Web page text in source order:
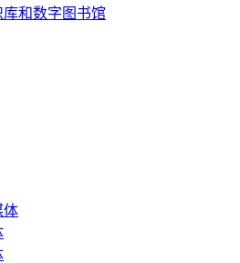
和数字图书馆
体